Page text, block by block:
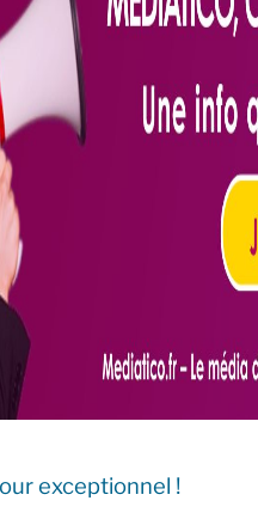
exceptionnel !